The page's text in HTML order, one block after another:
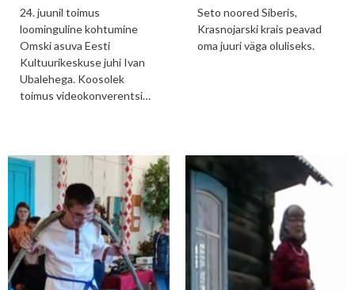
24. juunil toimus
loominguline kohtumine
Omski asuva Eesti
Kultuurikeskuse juhi Ivan
Ubalehega. Koosolek
toimus videokonverentsi…
Seto noored Siberis,
Krasnojarski krais peavad
oma juuri väga oluliseks.